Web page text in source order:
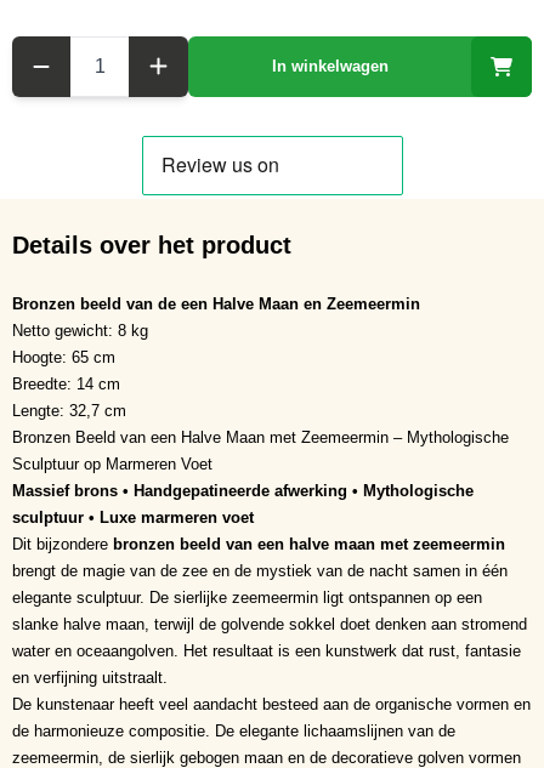
In winkelwagen
Details over het product
Bronzen beeld van de een Halve Maan en Zeemeermin
Netto gewicht: 8 kg
Hoogte: 65 cm
Breedte: 14 cm
Lengte: 32,7 cm
Bronzen Beeld van een Halve Maan met Zeemeermin – Mythologische
Sculptuur op Marmeren Voet
Massief brons • Handgepatineerde afwerking • Mythologische
sculptuur • Luxe marmeren voet
Dit bijzondere bronzen beeld van een halve maan met zeemeermin
brengt de magie van de zee en de mystiek van de nacht samen in één
elegante sculptuur. De sierlijke zeemeermin ligt ontspannen op een
slanke halve maan, terwijl de golvende sokkel doet denken aan stromend
water en oceaangolven. Het resultaat is een kunstwerk dat rust, fantasie
en verfijning uitstraalt.
De kunstenaar heeft veel aandacht besteed aan de organische vormen en
de harmonieuze compositie. De elegante lichaamslijnen van de
zeemeermin, de sierlijk gebogen maan en de decoratieve golven vormen